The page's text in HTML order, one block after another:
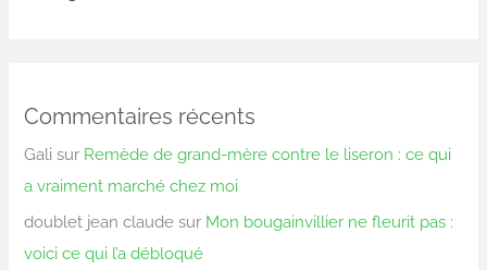
Commentaires récents
Gali sur Remède de grand-mère contre le liseron : ce qui
a vraiment marché chez moi
doublet jean claude sur Mon bougainvillier ne fleurit pas :
voici ce qui l’a débloqué